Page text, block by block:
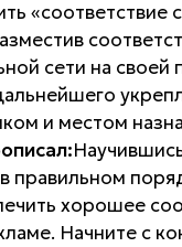
«соответствие
сети на своей
и местом
правильном
хорошее
Начните с